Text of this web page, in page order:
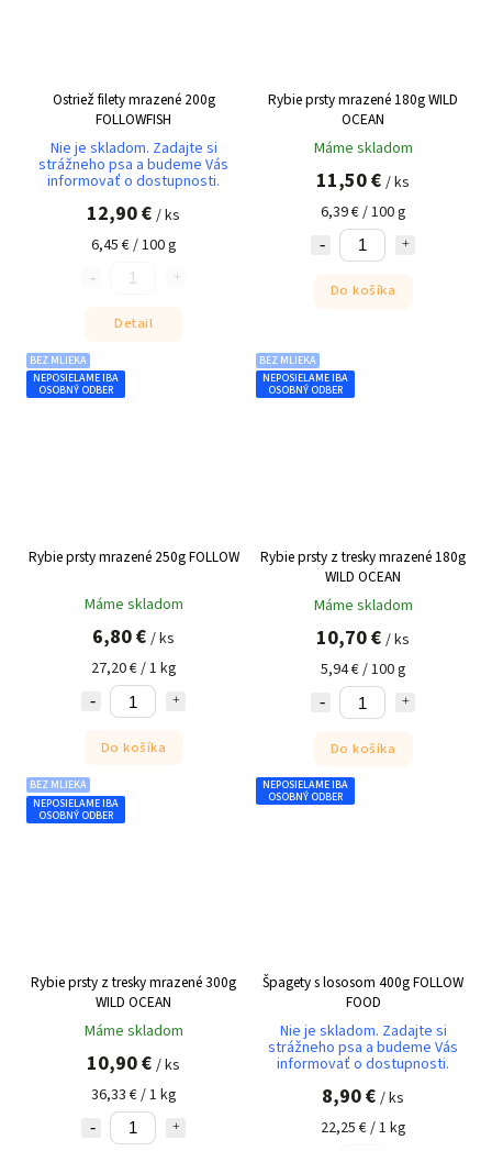
Ostriež filety mrazené 200g
FOLLOWFISH
Nie je skladom. Zadajte si
strážneho psa a budeme Vás
informovať o dostupnosti.
12,90 € / ks
6,45 € / 100 g
Detail
Rybie prsty mrazené 180g WILD
OCEAN
Máme skladom
11,50 € / ks
6,39 € / 100 g
Do košíka
BEZ MLIEKA
NEPOSIELAME IBA
OSOBNÝ ODBER
Rybie prsty mrazené 250g FOLLOW
Máme skladom
6,80 € / ks
27,20 € / 1 kg
Do košíka
BEZ MLIEKA
NEPOSIELAME IBA
OSOBNÝ ODBER
Rybie prsty z tresky mrazené 180g
WILD OCEAN
Máme skladom
10,70 € / ks
5,94 € / 100 g
Do košíka
BEZ MLIEKA
NEPOSIELAME IBA
OSOBNÝ ODBER
Rybie prsty z tresky mrazené 300g
WILD OCEAN
Máme skladom
10,90 € / ks
36,33 € / 1 kg
NEPOSIELAME IBA
OSOBNÝ ODBER
Špagety s lososom 400g FOLLOW
FOOD
Nie je skladom. Zadajte si
strážneho psa a budeme Vás
informovať o dostupnosti.
8,90 € / ks
22,25 € / 1 kg